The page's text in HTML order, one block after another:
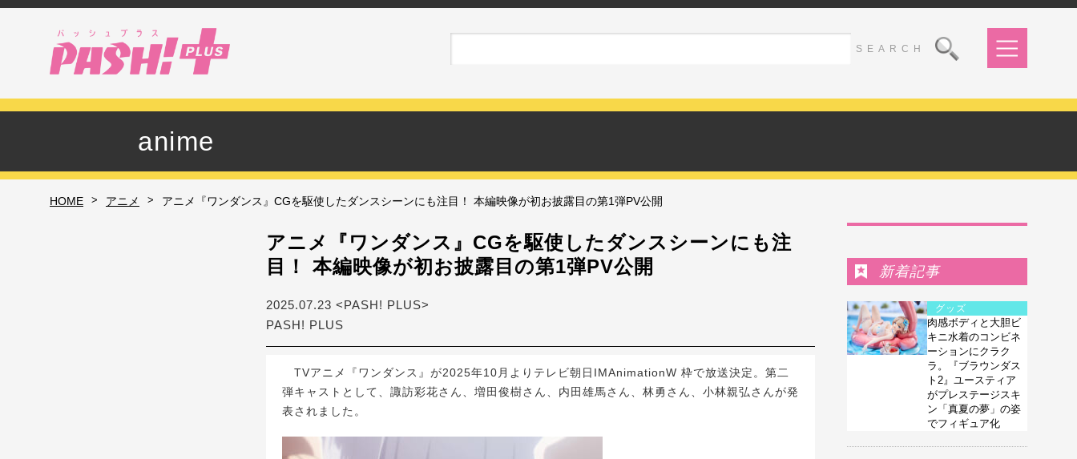
anime
HOME > アニメ > アニメ『ワンダンス』CGを駆使したダンスシーンにも注目！ 本編映像が初お披露目の第1弾PV公開
アニメ『ワンダンス』CGを駆使したダンスシーンにも注
目！ 本編映像が初お披露目の第1弾PV公開
2025.07.23 <PASH! PLUS>
PASH! PLUS
TVアニメ『ワンダンス』が2025年10月よりテレビ朝日IMAnimationW 枠で放送決定。第二
弾キャストとして、諏訪彩花さん、増田俊樹さん、内田雄馬さん、林勇さん、小林親弘さんが発
表されました。
新着記事
グッズ
肉感ボディと大胆ビ
キニ水着のコンビネ
ーションにクラク
ラ。『ブラウンダス
ト2』ユースティア
がプレステージスキ
ン「真夏の夢」の姿
でフィギュア化